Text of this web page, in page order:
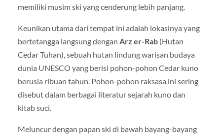
memiliki musim ski yang cenderung lebih panjang.
Keunikan utama dari tempat ini adalah lokasinya yang
bertetangga langsung dengan Arz er-Rab(Hutan
Cedar Tuhan), sebuah hutan lindung warisan budaya
dunia UNESCO yang berisi pohon-pohon Cedar kuno
berusia ribuan tahun. Pohon-pohon raksasa ini sering
disebut dalam berbagai literatur sejarah kuno dan
kitab suci.
Meluncur dengan papan ski di bawah bayang-bayang